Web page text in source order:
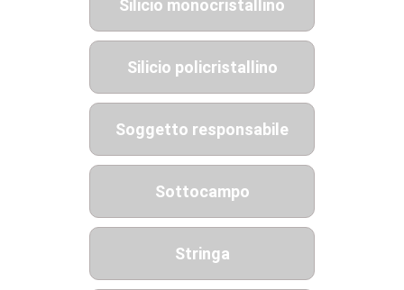
Silicio monocristallino
Silicio policristallino
Soggetto responsabile
Sottocampo
Stringa